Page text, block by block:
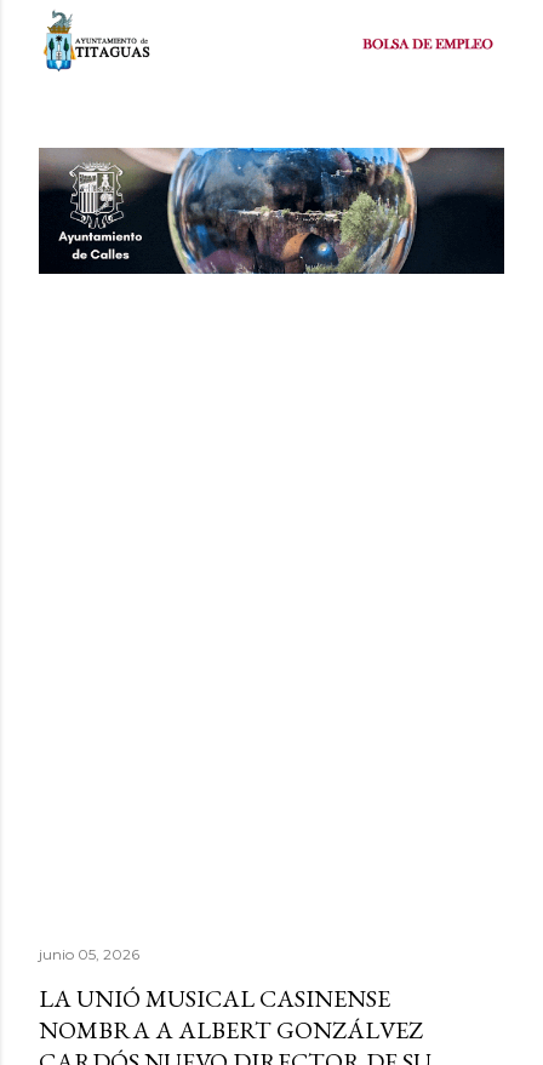
junio 05, 2026
LA UNIÓ MUSICAL CASINENSE
NOMBRA A ALBERT GONZÁLVEZ